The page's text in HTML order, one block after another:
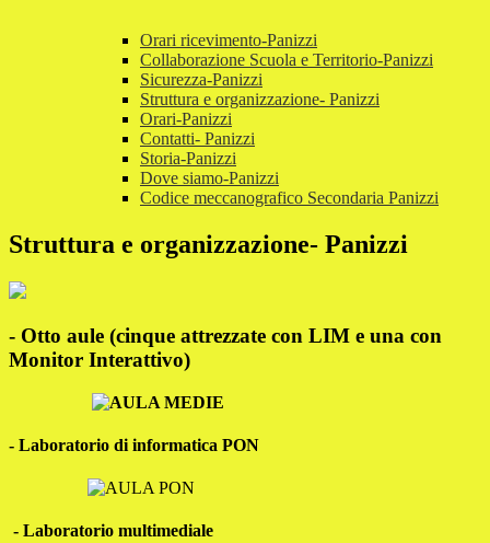
Orari ricevimento-Panizzi
Collaborazione Scuola e Territorio-Panizzi
Sicurezza-Panizzi
Struttura e organizzazione- Panizzi
Orari-Panizzi
Contatti- Panizzi
Storia-Panizzi
Dove siamo-Panizzi
Codice meccanografico Secondaria Panizzi
Struttura e organizzazione- Panizzi
- Otto aule (cinque attrezzate con LIM e una con
Monitor Interattivo)
- Laboratorio di informatica PON
- Laboratorio multimediale